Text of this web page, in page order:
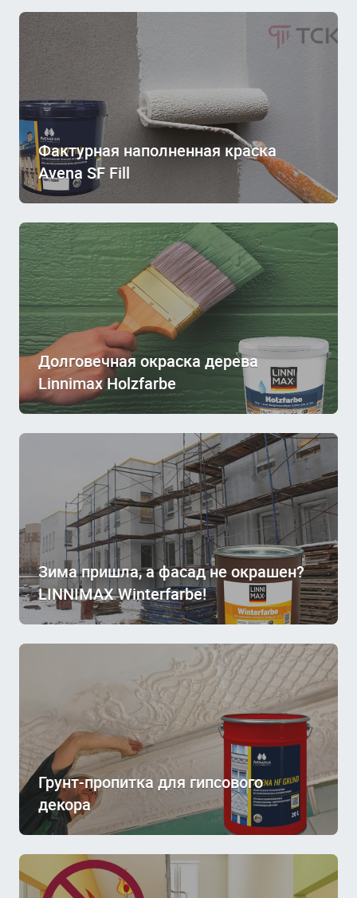
Фактурная наполненная краска
Avena SF Fill
Долговечная окраска дерева
Linnimax Holzfarbe
Зима пришла, а фасад не окрашен?
LINNIMAX Winterfarbe!
Грунт-пропитка для гипсового
декора